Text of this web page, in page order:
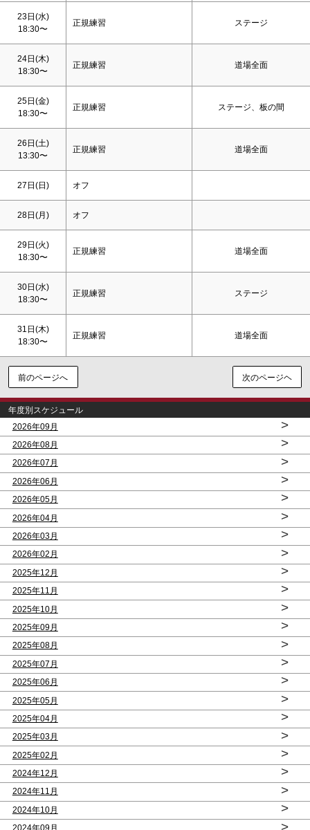
23日(水)
18:30〜
正規練習 ステージ
24日(木)
18:30〜
正規練習 道場全面
25日(金)
18:30〜
正規練習 ステージ、板の間
26日(土)
13:30〜
正規練習 道場全面
27日(日) オフ
28日(月) オフ
29日(火)
18:30〜
正規練習 道場全面
30日(水)
18:30〜
正規練習 ステージ
31日(木)
18:30〜
正規練習 道場全面
前のページへ 次のページヘ
年度別スケジュール
2026年09月
>
2026年08月 >
2026年07月 >
2026年06月 >
2026年05月 >
2026年04月 >
2026年03月 >
2026年02月 >
2025年12月 >
2025年11月 >
2025年10月 >
2025年09月 >
2025年08月 >
2025年07月 >
2025年06月 >
2025年05月 >
2025年04月 >
2025年03月 >
2025年02月 >
2024年12月 >
2024年11月 >
2024年10月 >
>